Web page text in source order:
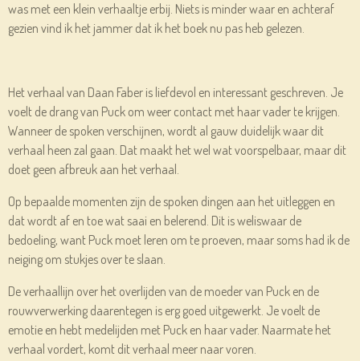
was met een klein verhaaltje erbij. Niets is minder waar en achteraf
gezien vind ik het jammer dat ik het boek nu pas heb gelezen.
Het verhaal van Daan Faber is liefdevol en interessant geschreven. Je
voelt de drang van Puck om weer contact met haar vader te krijgen.
Wanneer de spoken verschijnen, wordt al gauw duidelijk waar dit
verhaal heen zal gaan. Dat maakt het wel wat voorspelbaar, maar dit
doet geen afbreuk aan het verhaal.
Op bepaalde momenten zijn de spoken dingen aan het uitleggen en
dat wordt af en toe wat saai en belerend. Dit is weliswaar de
bedoeling, want Puck moet leren om te proeven, maar soms had ik de
neiging om stukjes over te slaan.
De verhaallijn over het overlijden van de moeder van Puck en de
rouwverwerking daarentegen is erg goed uitgewerkt. Je voelt de
emotie en hebt medelijden met Puck en haar vader. Naarmate het
verhaal vordert, komt dit verhaal meer naar voren.